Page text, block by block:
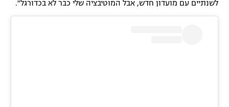
לשנתיים עם מועדון חדש, אבל המוטיבציה שלי כבר לא בכדורגל".